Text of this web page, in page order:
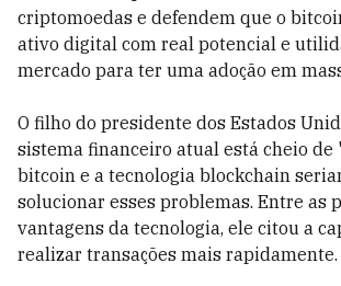
criptomoedas e defendem que o
ativo digital com real potencial e
mercado para ter uma adoção em
O filho do presidente dos Estados
sistema financeiro atual está cheio de
bitcoin e a tecnologia blockchain
solucionar esses problemas. Entre as
vantagens da tecnologia, ele citou a
realizar transações mais rapidamente.